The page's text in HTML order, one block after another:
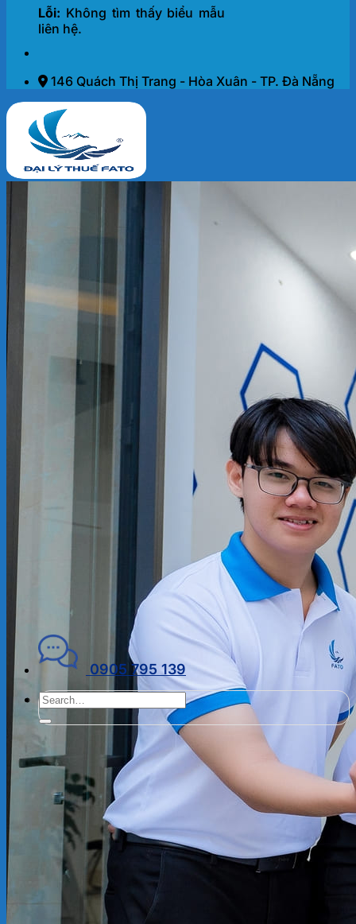
Lỗi: Không tìm thấy biểu mẫu
liên hệ.
146 Quách Thị Trang - Hòa Xuân - TP. Đà Nẵng
KẾ TOÁN – THUẾ
ĐẠI LÝ THUẾ
PHÁP LÝ DOANH NGHIỆP
Kiến thức chuyên ngành
KẾ TOÁN – TÀI CHÍNH
GIỚI THIỆU
CHÍNH SÁCH BẢO MẬT
0905 795 139